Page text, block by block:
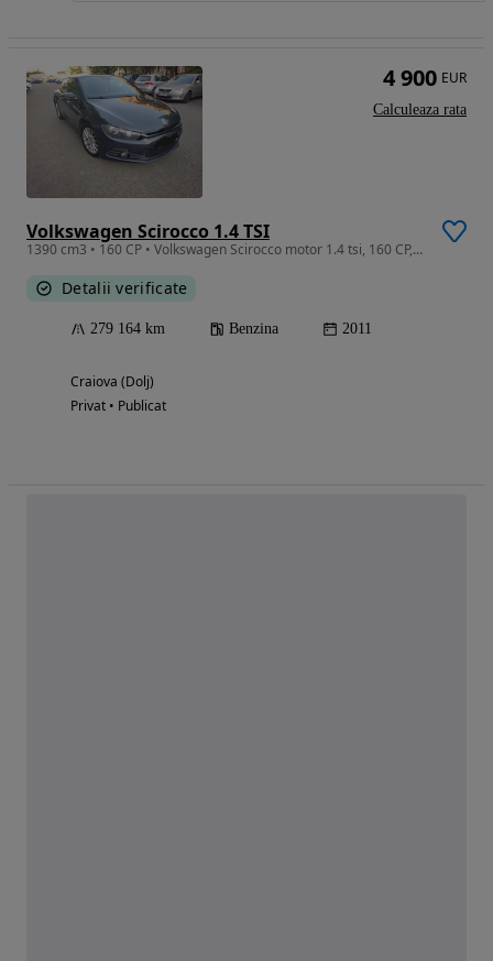
Volkswagen Scirocco 1.4 TSI
1390 cm3 • 160 CP • Volkswagen Scirocco motor 1.4 tsi, 160 CP,an 2011 -Volkswagen Scirocco
Detalii verificate
279 164 km Benzina 2011
Craiova (Dolj)
Privat • Publicat
4 900 EUR
Calculeaza rata